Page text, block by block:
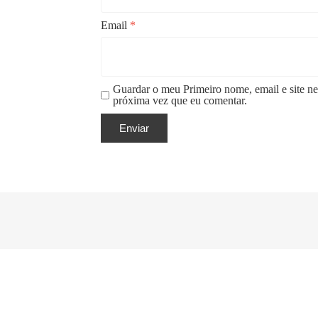
Email *
Guardar o meu Primeiro nome, email e site
próxima vez que eu comentar.